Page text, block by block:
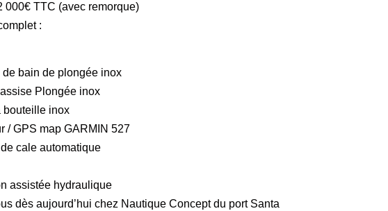
000€ TTC (avec remorque)
:
de bain de plongée inox
Plongée inox
bouteille inox
/ GPS map GARMIN 527
cale automatique
assistée hydraulique
dès aujourd’hui chez Nautique Concept du port Santa